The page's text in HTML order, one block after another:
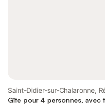
Saint-Didier-sur-Chalaronne,
Gîte pour 4 personnes, avec